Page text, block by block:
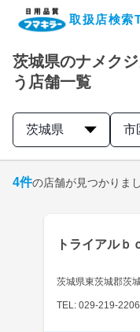
取扱店検索
企業・IR情報
製品情報サイ
取扱店検索は
茨城県のナメク
う店舗一覧
茨城県 市
4件の店舗が見つかりま
トライアルｂ
茨城県東茨城郡茨
TEL: 029-219-2206